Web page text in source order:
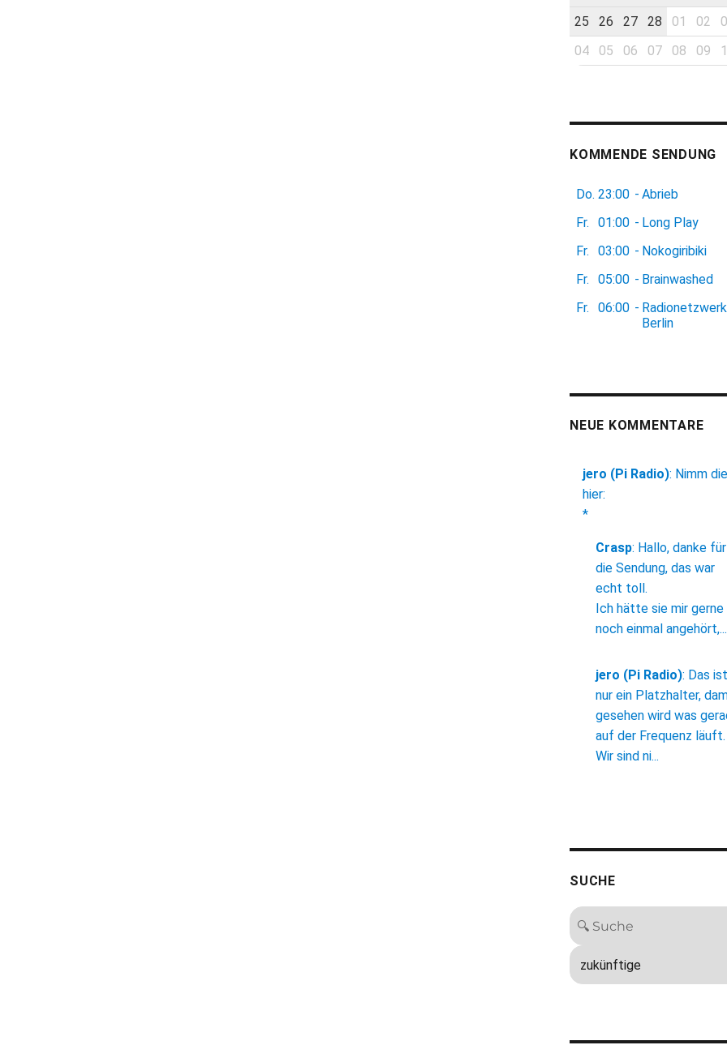
25
26 27 28 01 02
04
05 06 07 08 09
KOMMENDE SENDUNG
Do. 23:00 - Abrieb
Fr.
01:00 - Long Play
Fr.
03:00 - Nokogiribiki
Fr.
05:00 - Brainwashed
Fr.
06:00 - Radionetzwerk
Berlin
NEUE KOMMENTARE
jero (Pi Radio): Nimm die
hier:
*
Crasp: Hallo, danke für
die Sendung, das war
echt toll.
Ich hätte sie mir gerne
noch einmal angehört,...
jero (Pi Radio): Das ist
nur ein Platzhalter,
gesehen wird was
auf der Frequenz läuft.
Wir sind ni...
SUCHE